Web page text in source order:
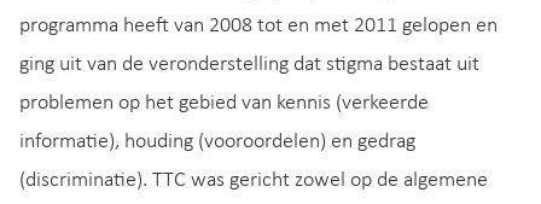
programma heeft van 2008 tot en met 2011 gelopen en
ging uit van de veronderstelling dat stigma bestaat uit
problemen op het gebied van kennis (verkeerde
informatie), houding (vooroordelen) en gedrag
(discriminatie). TTC was gericht zowel op de algemene